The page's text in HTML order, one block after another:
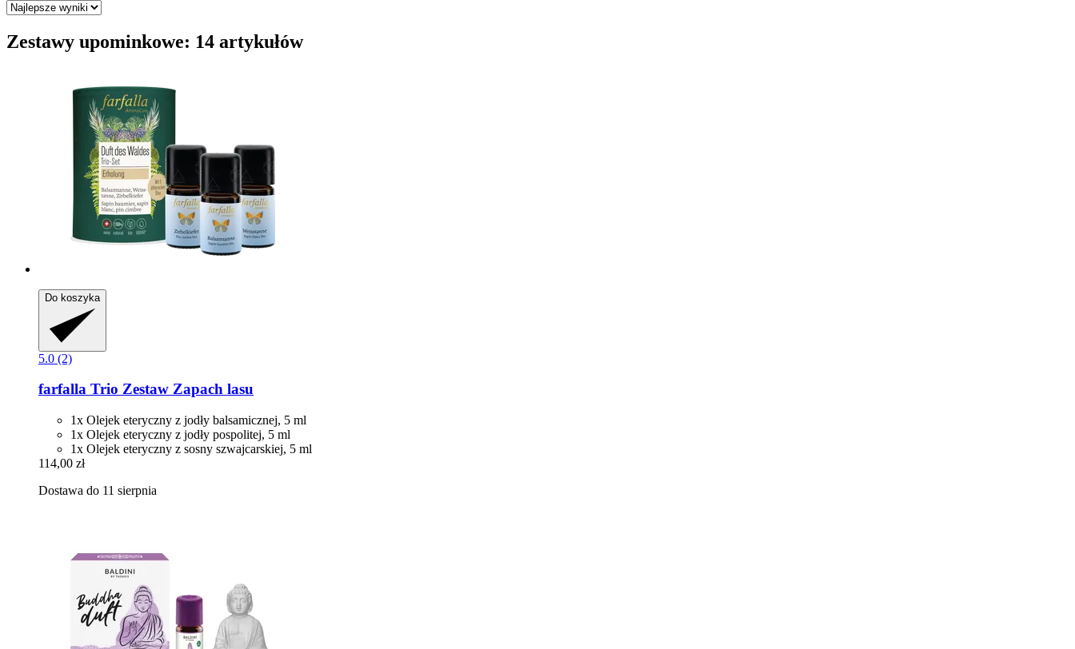
Zestawy upominkowe: 14 artykułów
Do koszyka
5.0 (2)
farfalla Trio Zestaw Zapach lasu
1x Olejek eteryczny z jodły balsamicznej, 5 ml
1x Olejek eteryczny z jodły pospolitej, 5 ml
1x Olejek eteryczny z sosny szwajcarskiej, 5 ml
114,00 zł
Dostawa do 11 sierpnia